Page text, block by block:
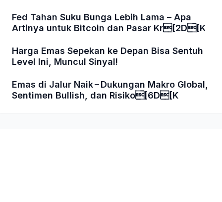
Fed Tahan Suku Bunga Lebih Lama – Apa
Artinya untuk Bitcoin dan Pasar Kr[2D[K
Harga Emas Sepekan ke Depan Bisa Sentuh
Level Ini, Muncul Sinyal!
Emas di Jalur Naik – Dukungan Makro Global,
Sentimen Bullish, dan Risiko[6D[K